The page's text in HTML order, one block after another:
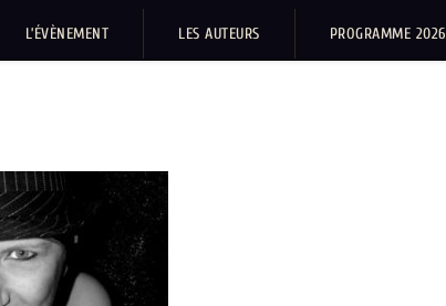
L’ÉVÈNEMENT LES AUTEURS PROGRAMME 2026